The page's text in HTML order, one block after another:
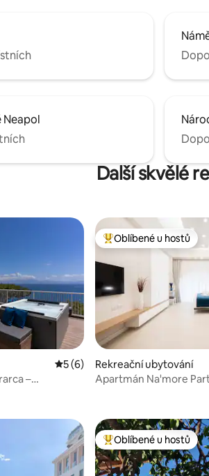
Neapol
Další skvělé
Průměrné hodnocení 5 z 5, 6
5 (6)
–
Nejlepší v kategorii
Oblíbené u hostů
Rekreační ubytování
Apartmán Na'more
u hostů Nejlepší v kategorii
Oblíbené u hostů